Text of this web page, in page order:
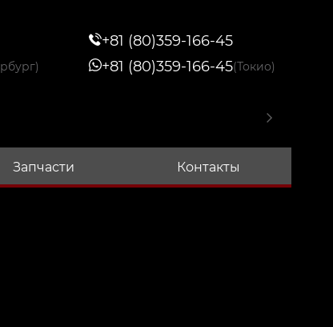
+81 (80)359-166-45
+81 (80)359-166-45(Токио)
Запчасти Контакты